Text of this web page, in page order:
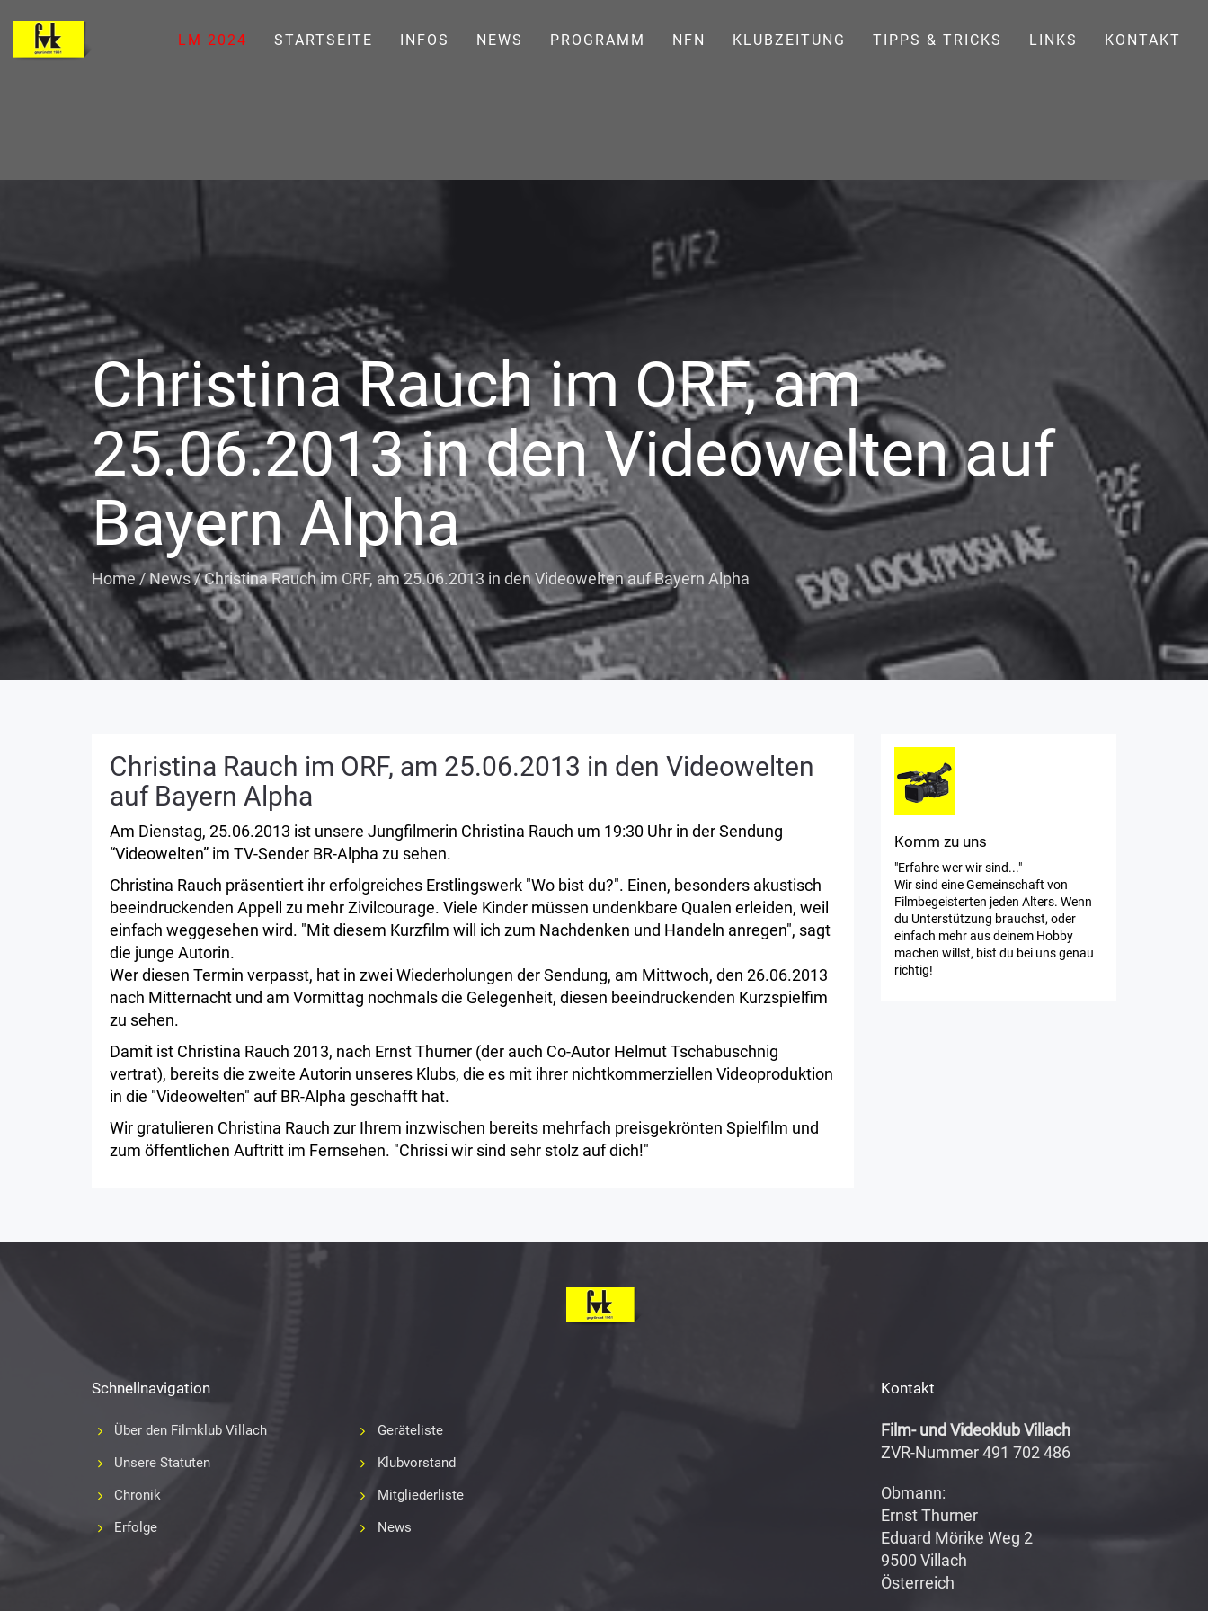
LM 2024 STARTSEITE INFOS NEWS PROGRAMM NFN KLUBZEITUNG TIPPS & TRICKS LINKS KONTAKT
Christina Rauch im ORF, am
25.06.2013 in den Videowelten auf
Bayern Alpha
Home/News/Christina Rauch im ORF, am 25.06.2013 in den Videowelten auf Bayern Alpha
Christina Rauch im ORF, am 25.06.2013 in den Videowelten
auf Bayern Alpha
Am Dienstag, 25.06.2013 ist unsere Jungfilmerin Christina Rauch um 19:30 Uhr in der Sendung
“Videowelten” im TV-Sender BR-Alpha zu sehen.
Christina Rauch präsentiert ihr erfolgreiches Erstlingswerk "Wo bist du?". Einen, besonders akustisch
beeindruckenden Appell zu mehr Zivilcourage. Viele Kinder müssen undenkbare Qualen erleiden, weil
einfach weggesehen wird. "Mit diesem Kurzfilm will ich zum Nachdenken und Handeln anregen", sagt
die junge Autorin.
Wer diesen Termin verpasst, hat in zwei Wiederholungen der Sendung, am Mittwoch, den 26.06.2013
nach Mitternacht und am Vormittag nochmals die Gelegenheit, diesen beeindruckenden Kurzspielfim
zu sehen.
Damit ist Christina Rauch 2013, nach Ernst Thurner (der auch Co-Autor Helmut Tschabuschnig
vertrat), bereits die zweite Autorin unseres Klubs, die es mit ihrer nichtkommerziellen Videoproduktion
in die "Videowelten" auf BR-Alpha geschafft hat.
Wir gratulieren Christina Rauch zur Ihrem inzwischen bereits mehrfach preisgekrönten Spielfilm und
zum öffentlichen Auftritt im Fernsehen. "Chrissi wir sind sehr stolz auf dich!"
Komm zu uns
"Erfahre wer wir sind..."
Wir sind eine Gemeinschaft von
Filmbegeisterten jeden Alters. Wenn
du Unterstützung brauchst, oder
einfach mehr aus deinem Hobby
machen willst, bist du bei uns genau
richtig!
Schnellnavigation
Über den Filmklub Villach
Unsere Statuten
Chronik
Erfolge
Geräteliste
Klubvorstand
Mitgliederliste
News
Kontakt
Film- und Videoklub Villach
ZVR-Nummer 491 702 486
Obmann:
Ernst Thurner
Eduard Mörike Weg 2
9500 Villach
Österreich